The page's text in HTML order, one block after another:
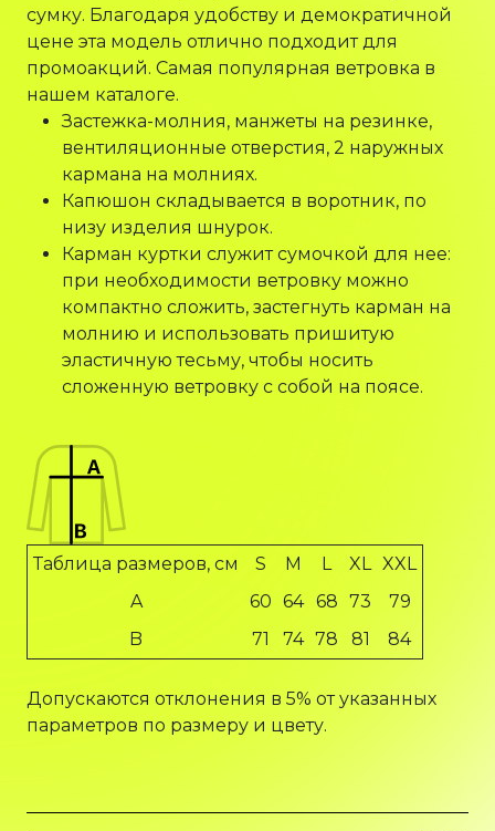
сумку. Благодаря удобству и демократичной
цене эта модель отлично подходит для
промоакций. Самая популярная ветровка в
нашем каталоге.
Застежка-молния, манжеты на резинке,
вентиляционные отверстия, 2 наружных
кармана на молниях.
Капюшон складывается в воротник, по
низу изделия шнурок.
Карман куртки служит сумочкой для нее:
при необходимости ветровку можно
компактно сложить, застегнуть карман на
молнию и использовать пришитую
эластичную тесьму, чтобы носить
сложенную ветровку с собой на поясе.
Таблица размеров, см S M L XL XXL
A
60 64 68 73
79
B
71 74 78 81 84
Допускаются отклонения в 5% от указанных
параметров по размеру и цвету.